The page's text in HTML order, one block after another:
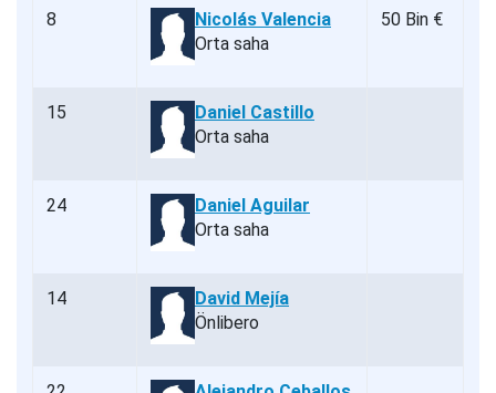
8
Nicolás Valencia
Orta saha
50 Bin €
15
Daniel Castillo
Orta saha
24
Daniel Aguilar
Orta saha
14
David Mejía
Önlibero